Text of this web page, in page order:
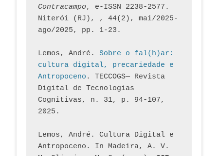
Contracampo, e-ISSN 2238-2577.
Niterói (RJ), , 44(2), mai/2025-
ago/2025, pp. 1-23.
Lemos, André. Sobre o fal(h)ar:
cultura digital, precariedade e
Antropoceno . TECCOGS— Revista
Digital de Tecnologias
Cognitivas, n. 31, p. 94-107,
2025.
Lemos, André. Cultura Digital e
Antropoceno. In Madeira, A. V.